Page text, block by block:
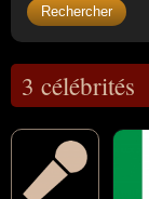
3 célébrités